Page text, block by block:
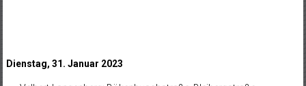
Dienstag, 31. Januar 2023